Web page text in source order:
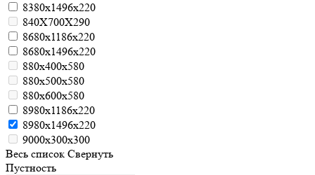
8380х1496х220
840Х700Х290
8680х1186х220
8680х1496х220
880х400х580
880х500х580
880х600х580
8980х1186х220
8980х1496х220
9000х300х300
Весь список Свернуть
Пустность